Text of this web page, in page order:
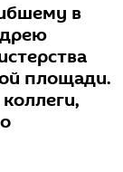
в
площади.